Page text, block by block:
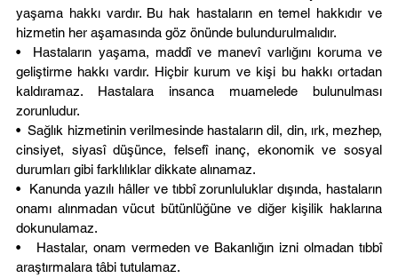
yaşama hakkı vardır. Bu hak hastaların en temel hakkıdır ve
hizmetin her aşamasında göz önünde bulundurulmalıdır.
•  Hastaların yaşama, maddî ve manevî varlığını koruma ve
geliştirme hakkı vardır. Hiçbir kurum ve kişi bu hakkı ortadan
kaldıramaz. Hastalara insanca muamelede bulunulması
zorunludur.
•  Sağlık hizmetinin verilmesinde hastaların dil, din, ırk, mezhep,
cinsiyet, siyasî düşünce, felsefî inanç, ekonomik ve sosyal
durumları gibi farklılıklar dikkate alınamaz.
•  Kanunda yazılı hâller ve tıbbî zorunluluklar dışında, hastaların
onamı alınmadan vücut bütünlüğüne ve diğer kişilik haklarına
dokunulamaz.
•   Hastalar, onam vermeden ve Bakanlığın izni olmadan tıbbî
araştırmalara tâbi tutulamaz.